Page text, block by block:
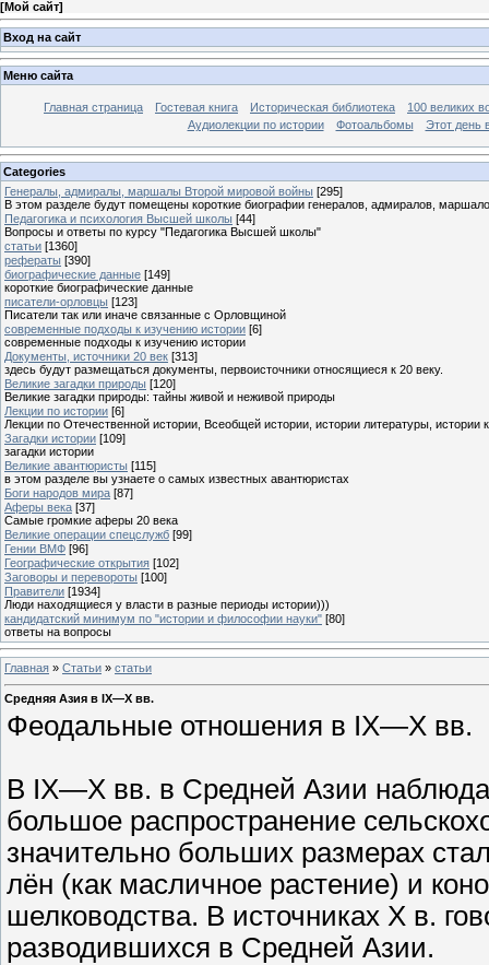
[Мой сайт]
Вход на сайт
Меню сайта
Главная страница Гостевая книга Историческая библиотека
100 великих
Аудиолекции по истории
Фотоальбомы Этот день
Categories
Генералы, адмиралы, маршалы Второй мировой войны [295]
В этом разделе будут помещены короткие биографии генералов, адмиралов,
Педагогика и психология Высшей школы [44]
Вопросы и ответы по курсу "Педагогика Высшей школы"
статьи [1360]
рефераты [390]
биографические данные [149]
короткие биографические данные
писатели-орловцы [123]
Писатели так или иначе связанные с Орловщиной
современные подходы к изучению истории [6]
современные подходы к изучению истории
Документы, источники 20 век [313]
здесь будут размещаться документы, первоисточники относящиеся к 20 веку.
Великие загадки природы [120]
Великие загадки природы: тайны живой и неживой природы
Лекции по истории [6]
Лекции по Отечественной истории, Всеобщей истории, истории литературы, истории
Загадки истории [109]
загадки истории
Великие авантюристы [115]
в этом разделе вы узнаете о самых известных авантюристах
Боги народов мира [87]
Аферы века [37]
Самые громкие аферы 20 века
Великие операции спецслужб [99]
Гении ВМФ [96]
Географические открытия [102]
Заговоры и перевороты [100]
Правители [1934]
Люди находящиеся у власти в разные периоды истории)))
кандидатский минимум по "истории и философии науки" [80]
ответы на вопросы
Главная » Статьи » статьи
Средняя Азия в IX—X вв.
Феодальные отношения в IX—X вв.
В IX—X вв. в Средней Азии
большое распространение
значительно больших размерах
лён (как масличное растение) и
шелководства. В источниках X в.
разводившихся в Средней Азии.